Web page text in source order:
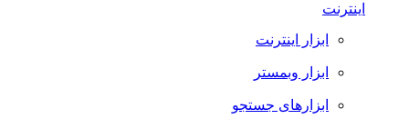
اینترنت
ابزار اینترنت
ابزار وبمستر
ابزارهای جستجو